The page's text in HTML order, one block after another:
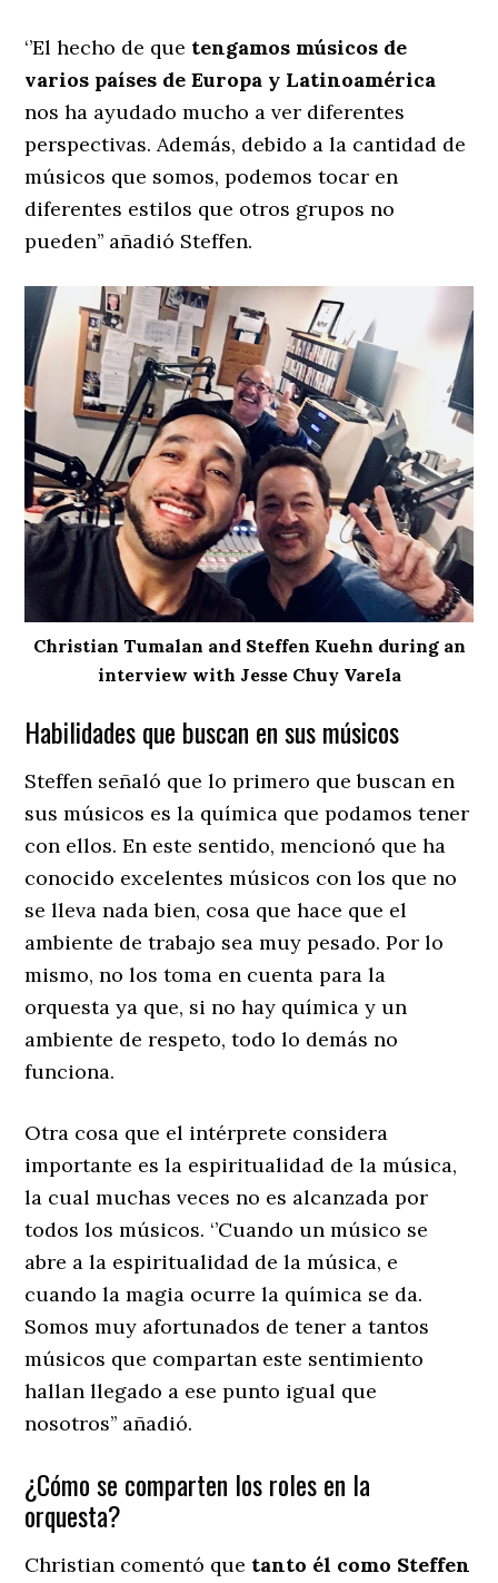
‘’El hecho de que tengamos músicos de
varios países de Europa y Latinoamérica
nos ha ayudado mucho a ver diferentes
perspectivas. Además, debido a la cantidad de
músicos que somos, podemos tocar en
diferentes estilos que otros grupos no
pueden’’ añadió Steffen.
Christian Tumalan and Steffen Kuehn during an
interview with Jesse Chuy Varela
Habilidades que buscan en sus músicos
Steffen señaló que lo primero que buscan en
sus músicos es la química que podamos tener
con ellos. En este sentido, mencionó que ha
conocido excelentes músicos con los que no
se lleva nada bien, cosa que hace que el
ambiente de trabajo sea muy pesado. Por lo
mismo, no los toma en cuenta para la
orquesta ya que, si no hay química y un
ambiente de respeto, todo lo demás no
funciona.
Otra cosa que el intérprete considera
importante es la espiritualidad de la música,
la cual muchas veces no es alcanzada por
todos los músicos. ‘’Cuando un músico se
abre a la espiritualidad de la música, e
cuando la magia ocurre la química se da.
Somos muy afortunados de tener a tantos
músicos que compartan este sentimiento
hallan llegado a ese punto igual que
nosotros’’ añadió.
¿Cómo se comparten los roles en la
orquesta?
Christian comentó que tanto él como Steffen